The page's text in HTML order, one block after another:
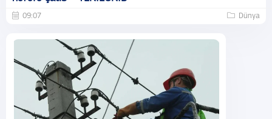
09:07 Dünya